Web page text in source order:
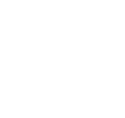
x^{2j} \\ &=